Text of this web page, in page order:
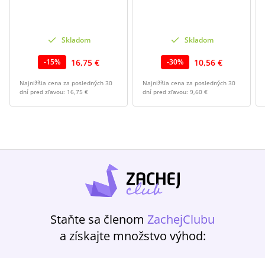
Skladom
-15% 16,75 €
Najnižšia cena za posledných 30
dní pred zľavou: 16,75 €
Skladom
-30% 10,56 €
Najnižšia cena za posledných 30
dní pred zľavou: 9,60 €
Staňte sa členom ZachejClubu
a získajte množstvo výhod: